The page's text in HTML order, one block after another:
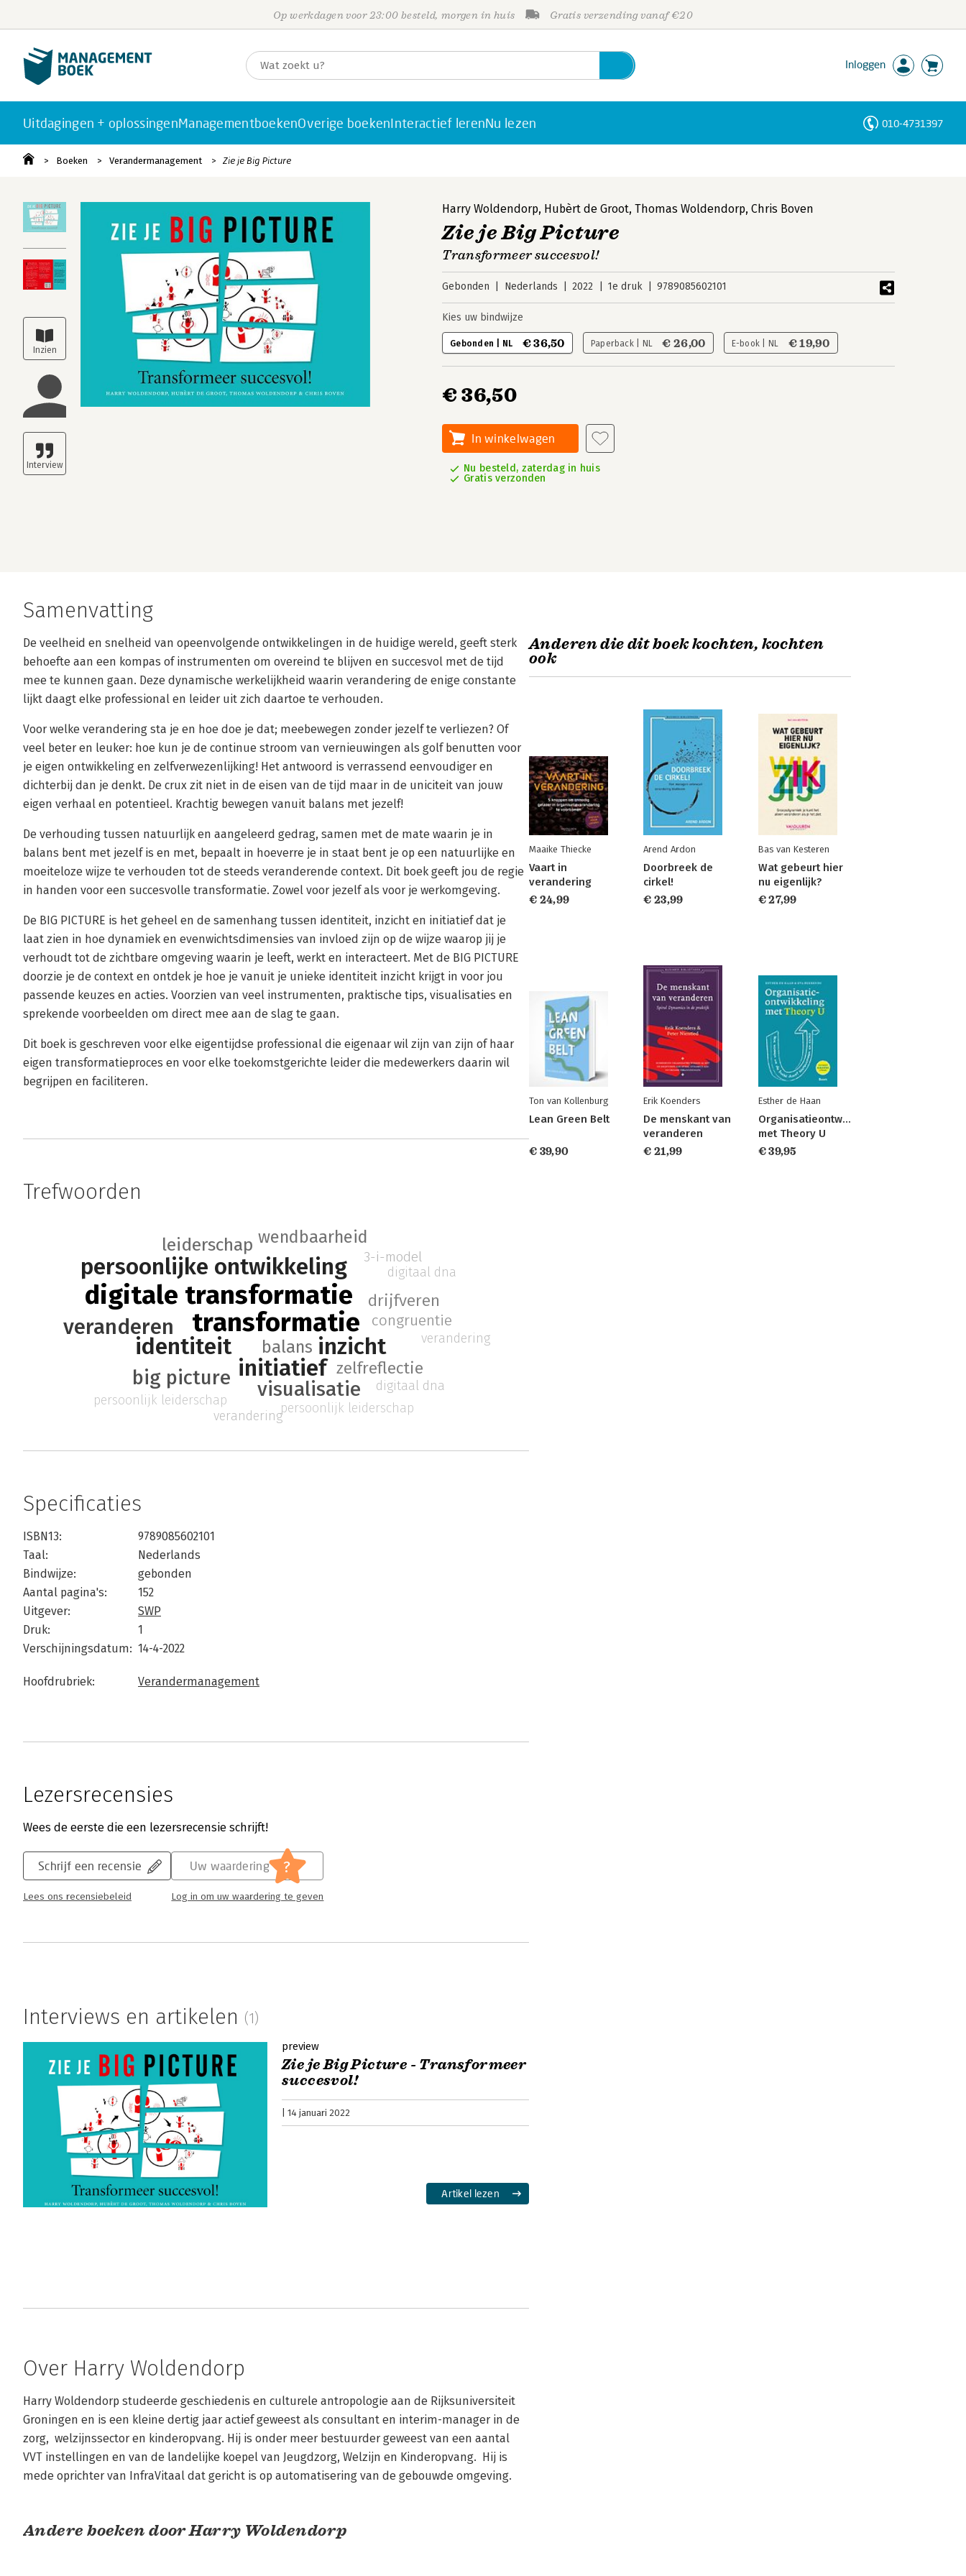
Op werkdagen voor 23:00 besteld, morgen in huis Gratis verzending vanaf €20
Inloggen
Uitdagingen + oplossingenManagementboekenOverige boekenInteractief lerenNu lezen 010-4731397
Boeken Verandermanagement Zie je Big Picture
Harry Woldendorp, Hubèrt de Groot,Thomas Woldendorp,Chris Boven
Zie je Big Picture
Transformeer succesvol!
Gebonden Nederlands 2022 1e druk 9789085602101
Kies uw bindwijze
Gebonden | NL € 36,50 Paperback | NL € 26,00 E-book | NL € 19,90
€ 36,50
In winkelwagen
Nu besteld, zaterdag in huis
Gratis verzonden
Samenvatting
De veelheid en snelheid van opeenvolgende ontwikkelingen in de huidige wereld, geeft sterk
behoefte aan een kompas of instrumenten om overeind te blijven en succesvol met de tijd
mee te kunnen gaan. Deze dynamische werkelijkheid waarin verandering de enige constante
lijkt daagt elke professional en leider uit zich daartoe te verhouden.
Voor welke verandering sta je en hoe doe je dat; meebewegen zonder jezelf te verliezen? Of
veel beter en leuker: hoe kun je de continue stroom van vernieuwingen als golf benutten voor
je eigen ontwikkeling en zelfverwezenlijking! Het antwoord is verrassend eenvoudiger en
dichterbij dan je denkt. De crux zit niet in de eisen van de tijd maar in de uniciteit van jouw
eigen verhaal en potentieel. Krachtig bewegen vanuit balans met jezelf!
De verhouding tussen natuurlijk en aangeleerd gedrag, samen met de mate waarin je in
balans bent met jezelf is en met, bepaalt in hoeverre je in staat bent je op een natuurlijke en
moeiteloze wijze te verhouden tot de steeds veranderende context. Dit boek geeft jou de regie
in handen voor een succesvolle transformatie. Zowel voor jezelf als voor je werkomgeving.
De BIG PICTURE is het geheel en de samenhang tussen identiteit, inzicht en initiatief dat je
laat zien in hoe dynamiek en evenwichtsdimensies van invloed zijn op de wijze waarop jij je
verhoudt tot de zichtbare omgeving waarin je leeft, werkt en interacteert. Met de BIG PICTURE
doorzie je de context en ontdek je hoe je vanuit je unieke identiteit inzicht krijgt in voor jou
passende keuzes en acties. Voorzien van veel instrumenten, praktische tips, visualisaties en
sprekende voorbeelden om direct mee aan de slag te gaan.
Dit boek is geschreven voor elke eigentijdse professional die eigenaar wil zijn van zijn of haar
eigen transformatieproces en voor elke toekomstgerichte leider die medewerkers daarin wil
begrijpen en faciliteren.
Trefwoorden
transformatie
digitale transformatie
inzicht
persoonlijke ontwikkeling
initiatief
identiteit
visualisatie
big picture
veranderen
balans
zelfreflectie
drijfveren
leiderschap wendbaarheid
congruentie
3-i-model
digitaal dna
verandering
persoonlijk leiderschap
digitaal dna
verandering
persoonlijk leiderschap
Specificaties
ISBN13:
9789085602101
Taal:
Nederlands
Bindwijze:
gebonden
Aantal pagina's:
152
Uitgever:
SWP
Druk:
1
Verschijningsdatum: 14-4-2022
Hoofdrubriek: Verandermanagement
Lezersrecensies
Wees de eerste die een lezersrecensie schrijft!
Schrijf een recensie
Lees ons recensiebeleid
Uw waardering ?
Log in om uw waardering te geven
Interviews en artikelen (1)
preview
Zie je Big Picture - Transformeer
succesvol!
14 januari 2022
Artikel lezen
Over Harry Woldendorp
Harry Woldendorp studeerde geschiedenis en culturele antropologie aan de Rijksuniversiteit
Groningen en is een kleine dertig jaar actief geweest als consultant en interim-manager in de
zorg,  welzijnssector en kinderopvang. Hij is onder meer bestuurder geweest van een aantal
VVT instellingen en van de landelijke koepel van Jeugdzorg, Welzijn en Kinderopvang.  Hij is
mede oprichter van InfraVitaal dat gericht is op automatisering van de gebouwde omgeving.
Andere boeken door Harry Woldendorp
Anderen die dit boek kochten, kochten
ook
Maaike Thiecke
Vaart in
verandering
€ 24,99
Arend Ardon
Doorbreek de
cirkel!
€ 23,99
Bas van Kesteren
Wat gebeurt hier
nu eigenlijk?
€ 27,99
Ton van Kollenburg
Lean Green Belt
€ 39,90
Erik Koenders
De menskant van
veranderen
€ 21,99
Esther de Haan
Organisatieontwikkeling
met Theory U
€ 39,95
Personen